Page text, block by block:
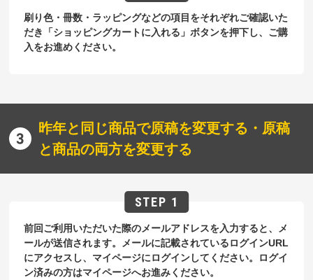
刷り色・冊数・ラッピングなどの項目をそれぞれご確認いた
だき「ショッピングカートに入れる」ボタンを押下し、ご購
入をお進めください。
昨年と同じ商品で原稿を変更する・原稿
と商品の両方を変更する
前回ご利用いただいた際のメールアドレスを入力すると、メ
ールが送信されます。メールに記載されているログインURL
にアクセスし、マイページにログインしてください。ログイ
ン済みの方はマイページへお進みください。